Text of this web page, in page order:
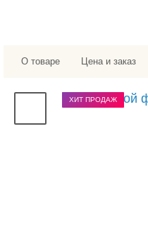
О товаре Цена и заказ
ХИТ ПРОДАЖ